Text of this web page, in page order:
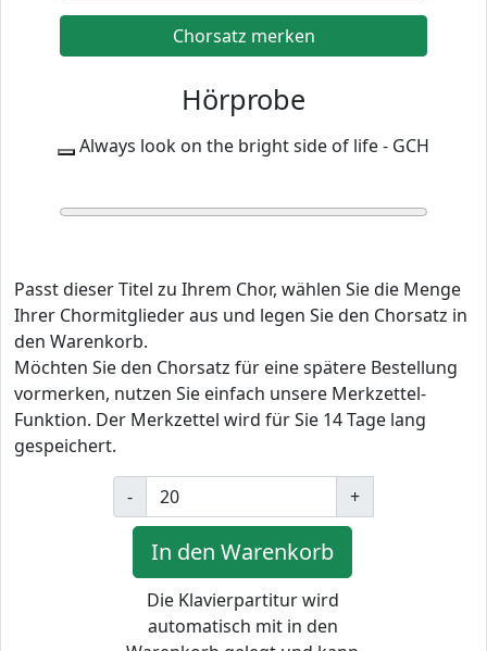
Chorsatz merken
Hörprobe
Always look on the bright side of life - GCH
Passt dieser Titel zu Ihrem Chor, wählen Sie die Menge
Ihrer Chormitglieder aus und legen Sie den Chorsatz in
den Warenkorb.
Möchten Sie den Chorsatz für eine spätere Bestellung
vormerken, nutzen Sie einfach unsere Merkzettel-
Funktion. Der Merkzettel wird für Sie 14 Tage lang
gespeichert.
- +
In den Warenkorb
Die Klavierpartitur wird
automatisch mit in den